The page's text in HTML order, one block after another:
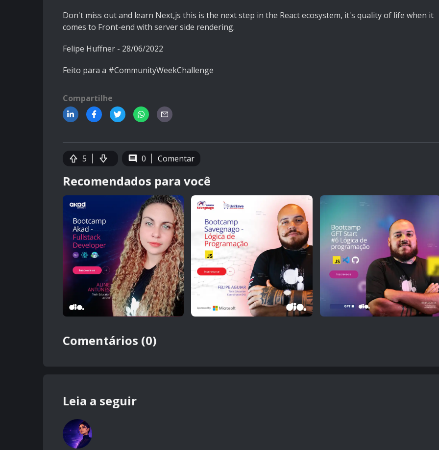
Don't miss out and learn Next,js this is the next step in the React ecosystem, it's quality of life when it
comes to Front-end with server side rendering.
Felipe Huffner - 28/06/2022
Feito para a #CommunityWeekChallenge
Compartilhe
5 0 Comentar
Recomendados para você
Comentários (0)
Leia a seguir